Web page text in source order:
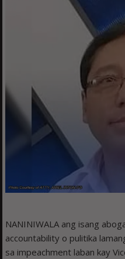
NANINIWALA ang isang
accountability o pulitika
sa impeachment laban kay